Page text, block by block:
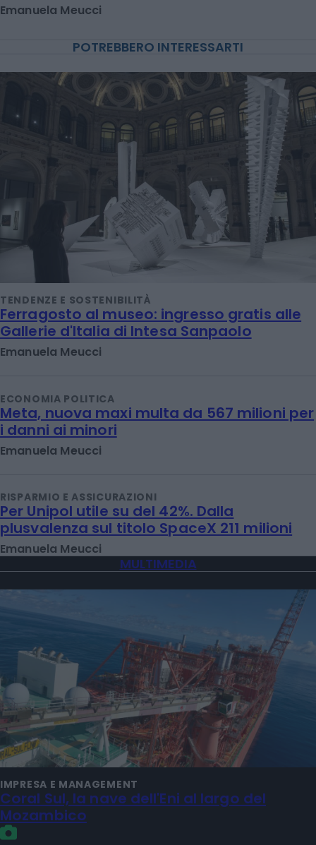
Emanuela Meucci
POTREBBERO INTERESSARTI
TENDENZE E SOSTENIBILITÀ
Ferragosto al museo: ingresso gratis alle
Gallerie d'Italia di Intesa Sanpaolo
Emanuela Meucci
ECONOMIA POLITICA
Meta, nuova maxi multa da 567 milioni per
i danni ai minori
Emanuela Meucci
RISPARMIO E ASSICURAZIONI
Per Unipol utile su del 42%. Dalla
plusvalenza sul titolo SpaceX 211 milioni
Emanuela Meucci
MULTIMEDIA
IMPRESA E MANAGEMENT
Coral Sul, la nave dell'Eni al largo del
Mozambico